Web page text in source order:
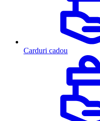
Carduri cadou